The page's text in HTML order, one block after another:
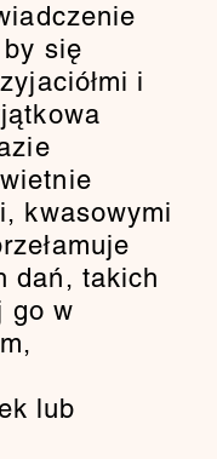
by się
i
kwasowymi
dań, takich
go w
lub